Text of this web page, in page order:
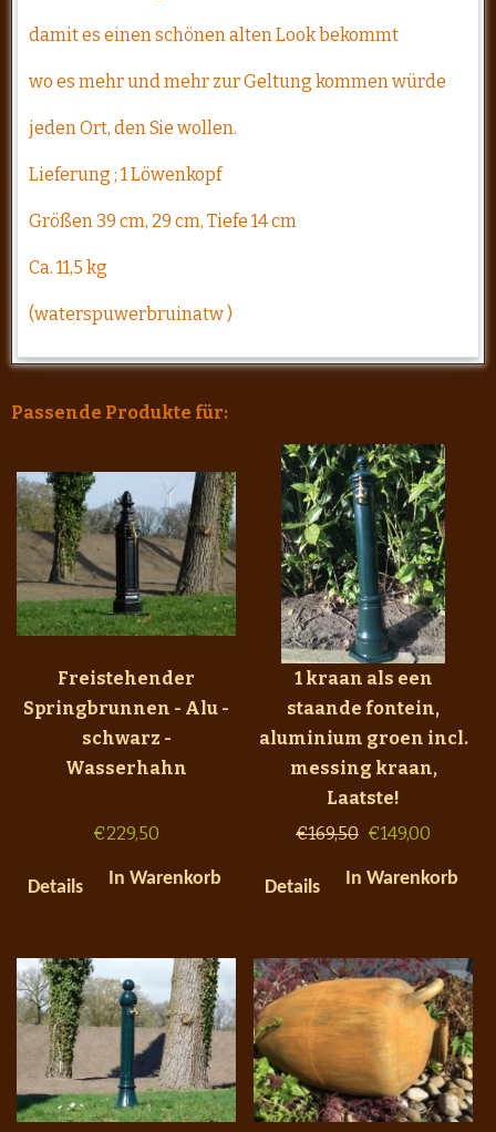
damit es einen schönen alten Look bekommt
wo es mehr und mehr zur Geltung kommen würde
jeden Ort, den Sie wollen.
Lieferung ; 1 Löwenkopf
Größen 39 cm, 29 cm, Tiefe 14 cm
Ca. 11,5 kg
(waterspuwerbruinatw )
Passende Produkte für:
Freistehender
Springbrunnen - Alu -
schwarz -
Wasserhahn
€229,50
Details In Warenkorb
1 kraan als een
staande fontein,
aluminium groen incl.
messing kraan,
Laatste!
€169,50 €149,00
Details In Warenkorb